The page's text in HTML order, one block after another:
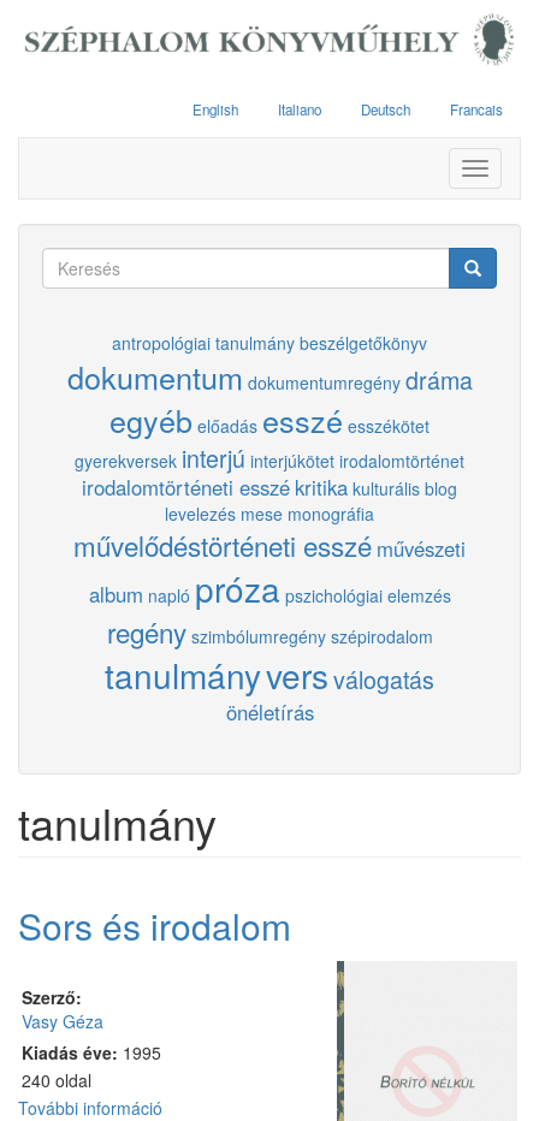
English Italiano Deutsch Francais
Toggle
Keresés
antropológiai tanulmány beszélgetőkönyv
dokumentum dokumentumregény dráma
egyéb előadás esszé esszékötet
gyerekversek interjú interjúkötet irodalomtörténet
irodalomtörténeti esszé kritika kulturális blog
levelezés mese monográfia
művelődéstörténeti esszé művészeti
album napló próza pszichológiai elemzés
regény szimbólumregény szépirodalom
tanulmányversválogatás
önéletírás
tanulmány
Sors és irodalom
Szerző:
Vasy Géza
Kiadás éve: 1995
240 oldal
További információ